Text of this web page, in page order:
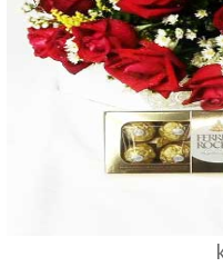
O GeradorX calcula os
automatizada.